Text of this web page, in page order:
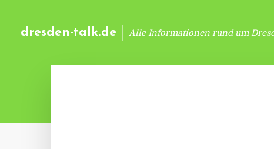
dresden-talk.de Alle Informationen rund um